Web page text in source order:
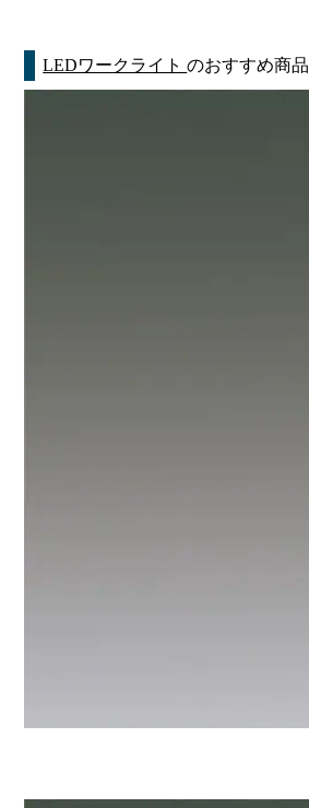
LEDワークライトのおすすめ商品